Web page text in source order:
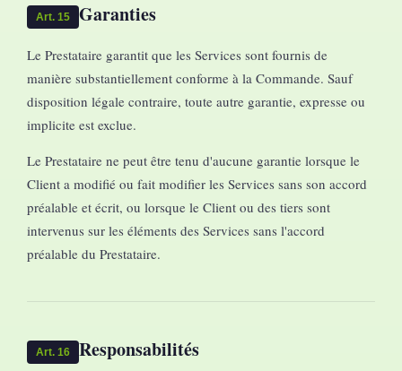
Art. 15 Garanties
Le Prestataire garantit que les Services sont fournis de
manière substantiellement conforme à la Commande. Sauf
disposition légale contraire, toute autre garantie, expresse ou
implicite est exclue.
Le Prestataire ne peut être tenu d'aucune garantie lorsque le
Client a modifié ou fait modifier les Services sans son accord
préalable et écrit, ou lorsque le Client ou des tiers sont
intervenus sur les éléments des Services sans l'accord
préalable du Prestataire.
Art. 16 Responsabilités